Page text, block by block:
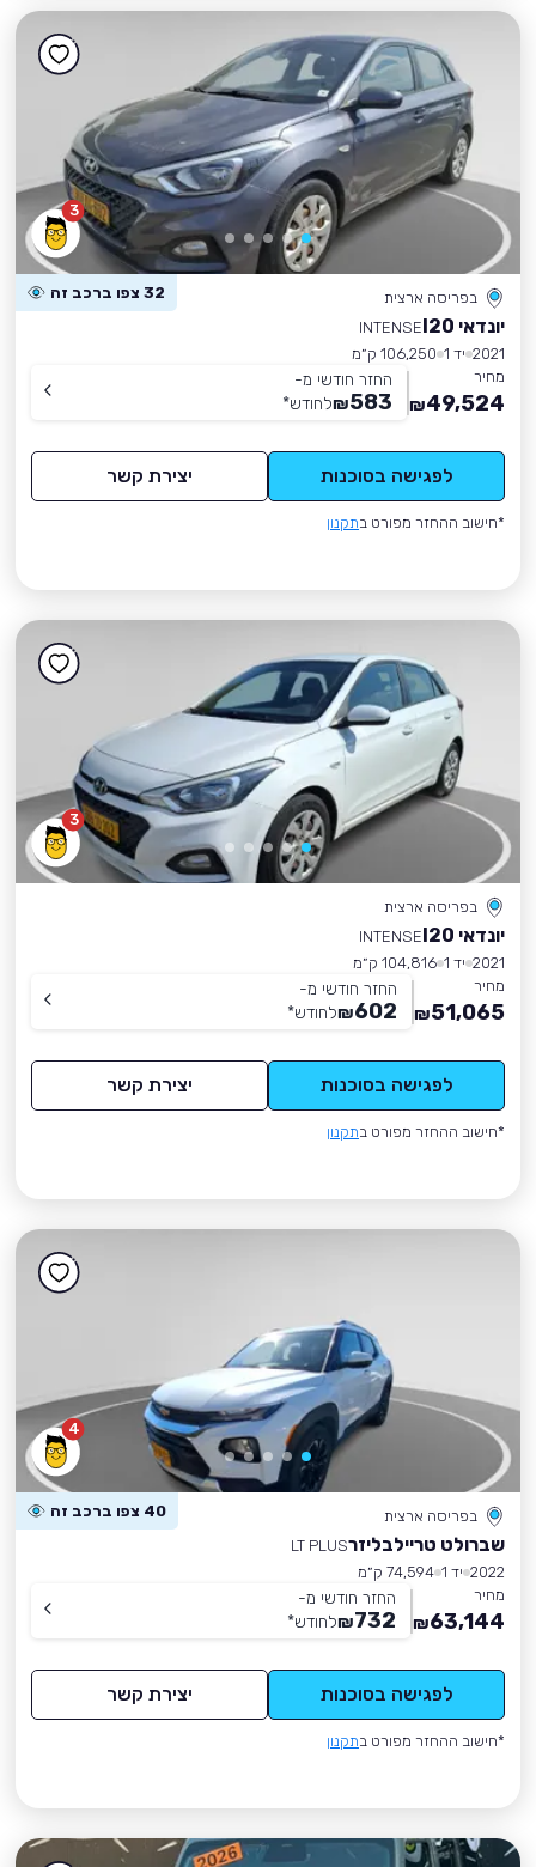
3
בפריסה ארצית 32 צפו ברכב זה
יונדאי I20
INTENSE
2021 יד 1
106,250 ק״מ
מחיר
49,524
₪
החזר חודשי מ-
583
₪לחודש*
לפגישה בסוכנות יצירת קשר
*חישוב ההחזר מפורט בתקנון
3
בפריסה ארצית
יונדאי I20
INTENSE
2021 יד 1
104,816 ק״מ
מחיר
51,065
₪
החזר חודשי מ-
602
₪לחודש*
לפגישה בסוכנות יצירת קשר
*חישוב ההחזר מפורט בתקנון
4
בפריסה ארצית 40 צפו ברכב זה
שברולט טריילבליזרLT PLUS
2022 יד 1
74,594 ק״מ
מחיר
63,144
₪
החזר חודשי מ-
732
₪לחודש*
לפגישה בסוכנות יצירת קשר
*חישוב ההחזר מפורט בתקנון